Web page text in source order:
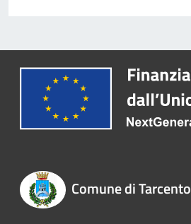
Comune di Tarcento